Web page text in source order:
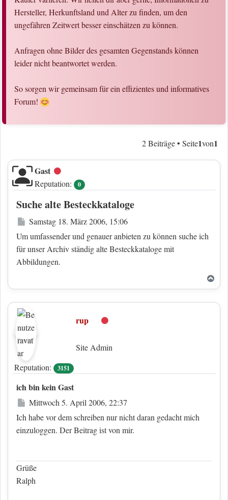
Hersteller, Herkunftsland und Alter zu finden, um den
ungefähren Zeitwert besser einschätzen zu können.
Anfragen ohne Bilder des gesamten Gegenstands können
leider nicht beantwortet werden.
So sorgen wir gemeinsam für ein effizientes und informatives
Forum!
2 Beiträge • Seite1von1
Gast Offline
Reputation: 0
Suche alte Besteckkataloge
Beitrag
Samstag 18. März 2006, 15:06
Um umfassender und genauer anbieten zu können suche ich
für unser Archiv ständig alte Besteckkataloge mit
Abbildungen.
rup Offline
Site Admin
Reputation:
3151
ich bin kein Gast
Beitrag
Mittwoch 5. April 2006, 22:37
Ich habe vor dem schreiben nur nicht daran gedacht mich
einzuloggen. Der Beitrag ist von mir.
Grüße
Ralph